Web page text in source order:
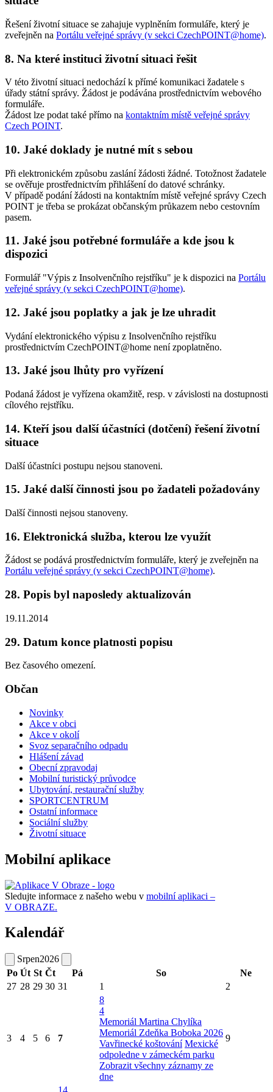
Řešení životní situace se zahajuje vyplněním formuláře, který je
zveřejněn na Portálu veřejné správy (v sekci CzechPOINT@home).
8. Na které instituci životní situaci řešit
V této životní situaci nedochází k přímé komunikaci žadatele s
úřady státní správy. Žádost je podávána prostřednictvím webového
formuláře.
Žádost lze podat také přímo na kontaktním místě veřejné správy
Czech POINT.
10. Jaké doklady je nutné mít s sebou
Při elektronickém způsobu zaslání žádosti žádné. Totožnost žadatele
se ověřuje prostřednictvím přihlášení do datové schránky.
V případě podání žádosti na kontaktním místě veřejné správy Czech
POINT je třeba se prokázat občanským průkazem nebo cestovním
pasem.
11. Jaké jsou potřebné formuláře a kde jsou k
dispozici
Formulář "Výpis z Insolvenčního rejstříku" je k dispozici na Portálu
veřejné správy (v sekci CzechPOINT@home).
12. Jaké jsou poplatky a jak je lze uhradit
Vydání elektronického výpisu z Insolvenčního rejstříku
prostřednictvím CzechPOINT@home není zpoplatněno.
13. Jaké jsou lhůty pro vyřízení
Podaná žádost je vyřízena okamžitě, resp. v závislosti na dostupnosti
cílového rejstříku.
14. Kteří jsou další účastníci (dotčení) řešení životní
situace
Další účastníci postupu nejsou stanoveni.
15. Jaké další činnosti jsou po žadateli požadovány
Další činnosti nejsou stanoveny.
16. Elektronická služba, kterou lze využít
Žádost se podává prostřednictvím formuláře, který je zveřejněn na
Portálu veřejné správy (v sekci CzechPOINT@home).
28. Popis byl naposledy aktualizován
19.11.2014
29. Datum konce platnosti popisu
Bez časového omezení.
Občan
Novinky
Akce v obci
Akce v okolí
Svoz separačního odpadu
Hlášení závad
Obecní zpravodaj
Mobilní turistický průvodce
Ubytování, restaurační služby
SPORTCENTRUM
Ostatní informace
Sociální služby
Životní situace
Mobilní aplikace
Sledujte informace z našeho webu v mobilní aplikaci –
V OBRAZE.
Kalendář
Srpen2026
Po Út St Čt Pá So
Ne
27 28 29 30 31 1 2
3 4 5 6 7
8
4
Memoriál Martina Chylíka
Memoriál Zdeňka Boboka 2026
Vavřinecké koštování Mexické
odpoledne v zámeckém parku
Zobrazit všechny záznamy ze
dne
9